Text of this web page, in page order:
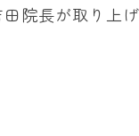
院長が取り上げ